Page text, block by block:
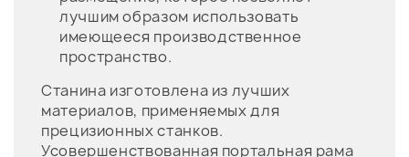
лучшим образом использовать
имеющееся производственное
пространство.
Станина изготовлена из лучших
материалов, применяемых для
прецизионных станков.
Усовершенствованная портальная рама